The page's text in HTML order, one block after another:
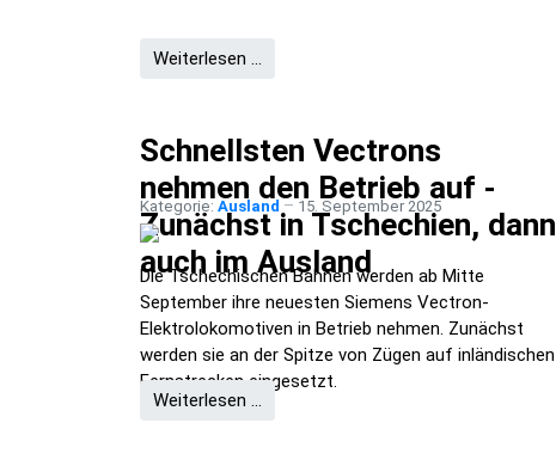
Weiterlesen …
Schnellsten Vectrons
nehmen den Betrieb auf -
Zunächst in Tschechien, dann
auch im Ausland
Kategorie: Ausland 15. September 2025
Die Tschechischen Bahnen werden ab Mitte
September ihre neuesten Siemens Vectron-
Elektrolokomotiven in Betrieb nehmen. Zunächst
werden sie an der Spitze von Zügen auf inländischen
Fernstrecken eingesetzt.
Weiterlesen …